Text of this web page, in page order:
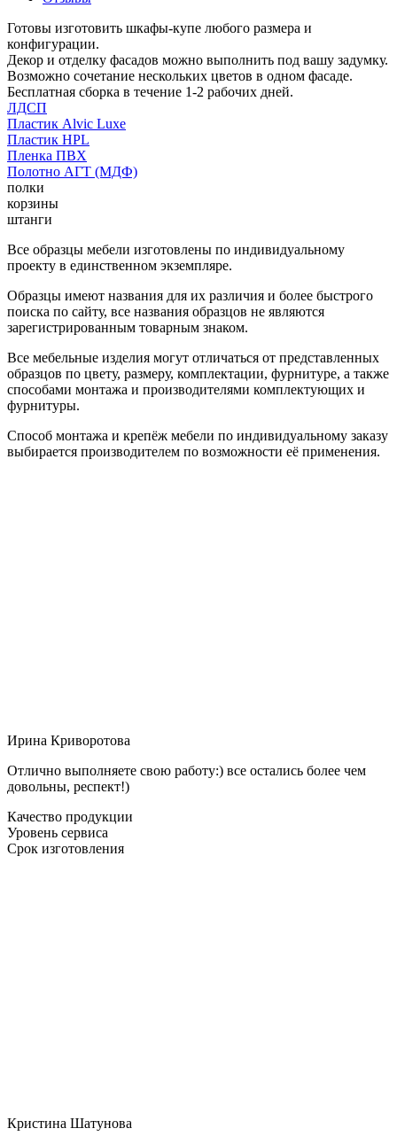
Готовы изготовить шкафы-купе любого размера и
конфигурации.
Декор и отделку фасадов можно выполнить под вашу задумку.
Возможно сочетание нескольких цветов в одном фасаде.
Бесплатная сборка в течение 1-2 рабочих дней.
ЛДСП
Пластик Alvic Luxe
Пластик HPL
Пленка ПВХ
Полотно АГТ (МДФ)
полки
корзины
штанги
Все образцы мебели изготовлены по индивидуальному
проекту в единственном экземпляре.
Образцы имеют названия для их различия и более быстрого
поиска по сайту, все названия образцов не являются
зарегистрированным товарным знаком.
Все мебельные изделия могут отличаться от представленных
образцов по цвету, размеру, комплектации, фурнитуре, а также
способами монтажа и производителями комплектующих и
фурнитуры.
Способ монтажа и крепёж мебели по индивидуальному заказу
выбирается производителем по возможности её применения.
Ирина Криворотова
Отлично выполняете свою работу:) все остались более чем
довольны, респект!)
Качество продукции
Уровень сервиса
Срок изготовления
Кристина Шатунова